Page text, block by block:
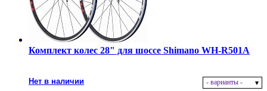
Комплект колес 28" для шоссе Shimano WH-R501A
Нет в наличии - варианты -